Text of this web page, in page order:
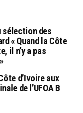
sélection des
« Quand la Côte
il n’y a pas
d’Ivoire aux
de l’UFOA B